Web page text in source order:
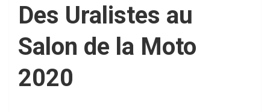
Des Uralistes au
Salon de la Moto
2020